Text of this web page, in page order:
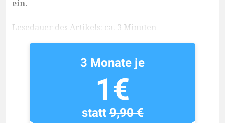
ein.
Lesedauer des Artikels: ca. 3 Minuten
3 Monate je
1€
statt9,90 €